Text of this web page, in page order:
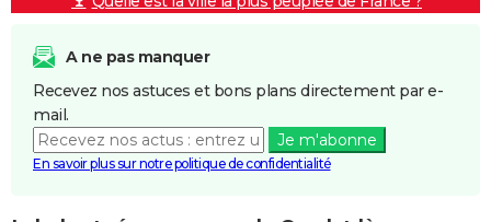
A ne pas manquer
Recevez nos astuces et bons plans directement par e-
mail.
Je m'abonne
En savoir plus sur notre politique de confidentialité